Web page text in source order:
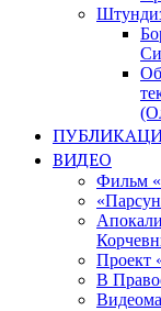
ВИДЕО
Фильм
Проект
В